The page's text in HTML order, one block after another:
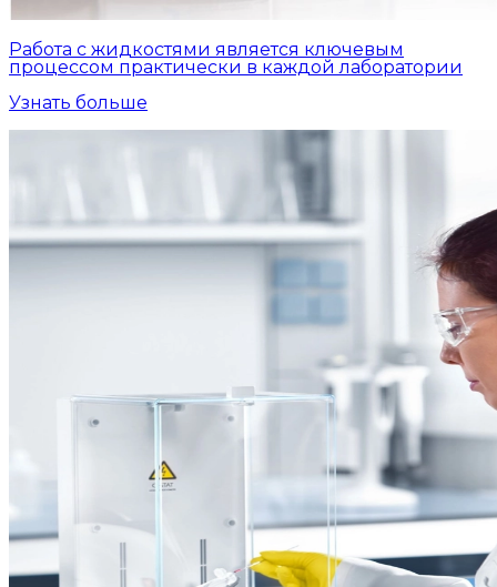
Работа с жидкостями является ключевым
процессом практически в каждой лаборатории
Узнать больше